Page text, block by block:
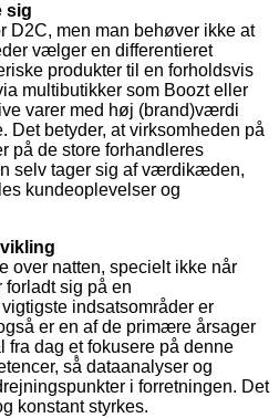
sig
D2C, men man behøver ikke at
vælger en differentieret
produkter til en forholdsvis
multibutikker som Boozt eller
varer med høj (brand)værdi
Det betyder, at virksomheden på
på de store forhandleres
selv tager sig af værdikæden,
kundeoplevelser og
over natten, specielt ikke når
sig på en
indsatsområder er
er en af de primære årsager
fra dag et fokusere på denne
så̊ dataanalyser og
i forretningen. Det
konstant styrkes.